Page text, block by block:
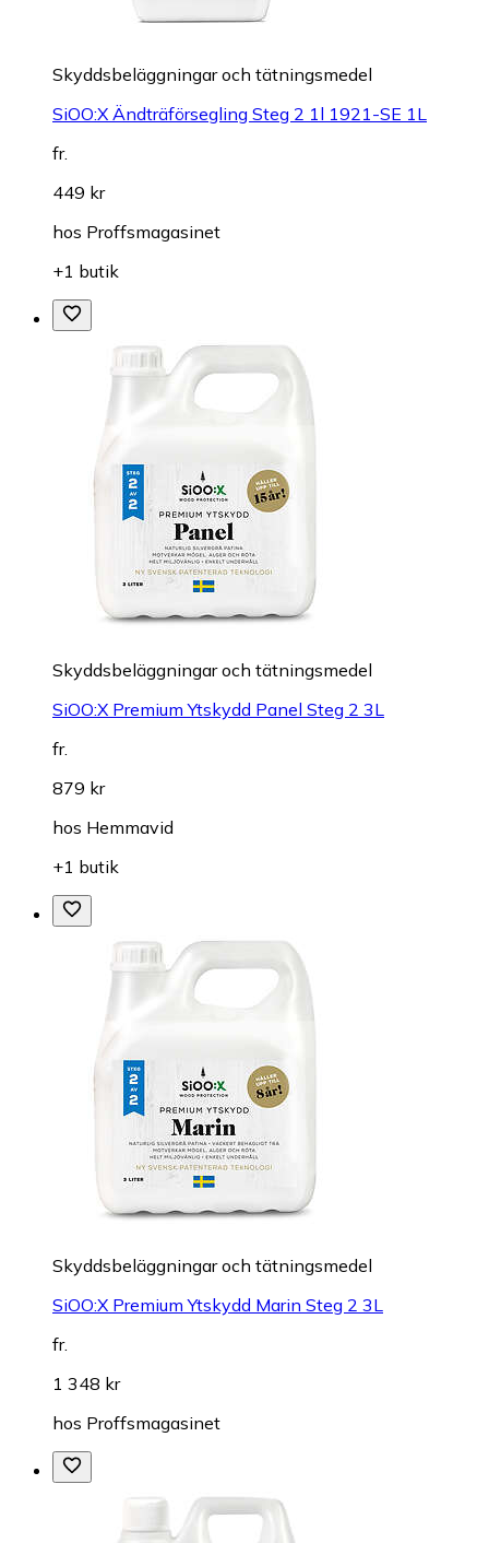
Skyddsbeläggningar och tätningsmedel
SiOO:X Ändträförsegling Steg 2 1l 1921-SE 1L
fr.
449 kr
hos Proffsmagasinet
+1 butik
Skyddsbeläggningar och tätningsmedel
SiOO:X Premium Ytskydd Panel Steg 2 3L
fr.
879 kr
hos Hemmavid
+1 butik
Skyddsbeläggningar och tätningsmedel
SiOO:X Premium Ytskydd Marin Steg 2 3L
fr.
1 348 kr
hos Proffsmagasinet